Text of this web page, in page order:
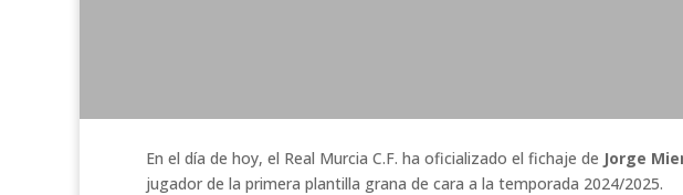
En el día de hoy, el Real Murcia C.F. ha oficializado el fichaje de Jorge
jugador de la primera plantilla grana de cara a la temporada 2024/2025.